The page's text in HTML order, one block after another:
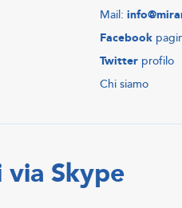
Mail:
Facebook
Twitter profilo
Chi siamo
Skype